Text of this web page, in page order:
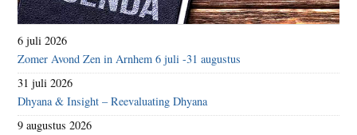
6 juli 2026
Zomer Avond Zen in Arnhem 6 juli -31 augustus
31 juli 2026
Dhyana & Insight – Reevaluating Dhyana
9 augustus 2026